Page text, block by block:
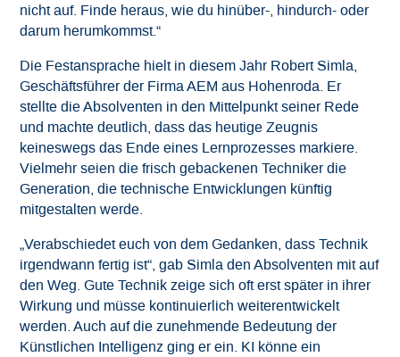
nicht auf. Finde heraus, wie du hinüber-, hindurch- oder
darum herumkommst.“
Die Festansprache hielt in diesem Jahr Robert Simla,
Geschäftsführer der Firma AEM aus Hohenroda. Er
stellte die Absolventen in den Mittelpunkt seiner Rede
und machte deutlich, dass das heutige Zeugnis
keineswegs das Ende eines Lernprozesses markiere.
Vielmehr seien die frisch gebackenen Techniker die
Generation, die technische Entwicklungen künftig
mitgestalten werde.
„Verabschiedet euch von dem Gedanken, dass Technik
irgendwann fertig ist“, gab Simla den Absolventen mit auf
den Weg. Gute Technik zeige sich oft erst später in ihrer
Wirkung und müsse kontinuierlich weiterentwickelt
werden. Auch auf die zunehmende Bedeutung der
Künstlichen Intelligenz ging er ein. KI könne ein